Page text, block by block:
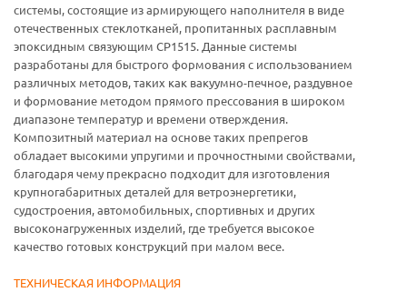
системы, состоящие из армирующего наполнителя в виде
отечественных стеклотканей, пропитанных расплавным
эпоксидным связующим CP1515. Данные системы
разработаны для быстрого формования с использованием
различных методов, таких как вакуумно-печное, раздувное
и формование методом прямого прессования в широком
диапазоне температур и времени отверждения.
Композитный материал на основе таких препрегов
обладает высокими упругими и прочностными свойствами,
благодаря чему прекрасно подходит для изготовления
крупногабаритных деталей для ветроэнергетики,
судостроения, автомобильных, спортивных и других
высоконагруженных изделий, где требуется высокое
качество готовых конструкций при малом весе.
ТЕХНИЧЕСКАЯ ИНФОРМАЦИЯ